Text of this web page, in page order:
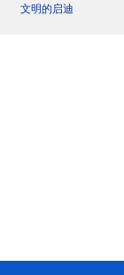
文明的启迪